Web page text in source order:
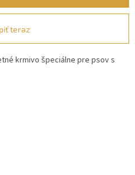
teraz
krmivo špeciálne pre psov s